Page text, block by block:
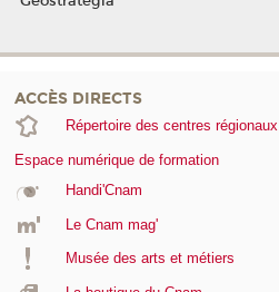
ACCÈS DIRECTS
Répertoire des centres régionaux
Espace numérique de formation
Handi'Cnam
Le Cnam mag'
Musée des arts et métiers